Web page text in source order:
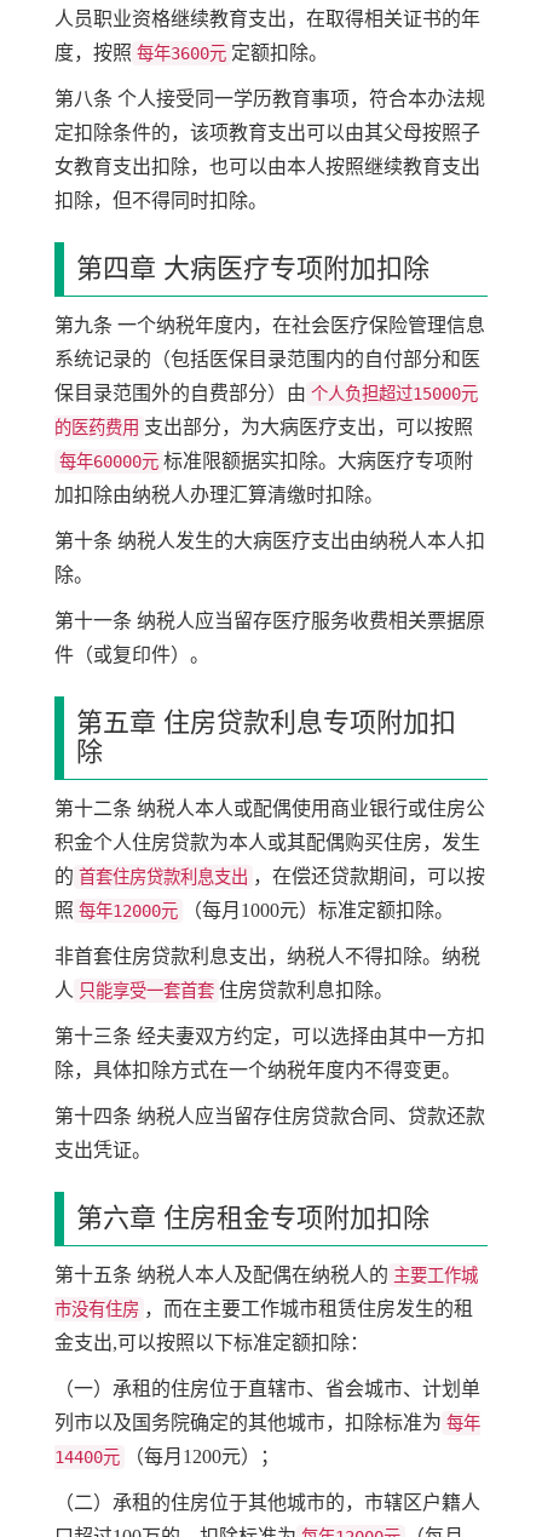
人员职业资格继续教育支出，在取得相关证书的年
度，按照 每年3600元 定额扣除。
第八条 个人接受同一学历教育事项，符合本办法规
定扣除条件的，该项教育支出可以由其父母按照子
女教育支出扣除，也可以由本人按照继续教育支出
扣除，但不得同时扣除。
第四章 大病医疗专项附加扣除
第九条 一个纳税年度内，在社会医疗保险管理信息
系统记录的（包括医保目录范围内的自付部分和医
保目录范围外的自费部分）由 个人负担超过15000元
的医药费用 支出部分，为大病医疗支出，可以按照
每年60000元 标准限额据实扣除。大病医疗专项附
加扣除由纳税人办理汇算清缴时扣除。
第十条 纳税人发生的大病医疗支出由纳税人本人扣
除。
第十一条 纳税人应当留存医疗服务收费相关票据原
件（或复印件）。
第五章 住房贷款利息专项附加扣
除
第十二条 纳税人本人或配偶使用商业银行或住房公
积金个人住房贷款为本人或其配偶购买住房，发生
的 首套住房贷款利息支出 ，在偿还贷款期间，可以按
照 每年12000元 （每月1000元）标准定额扣除。
非首套住房贷款利息支出，纳税人不得扣除。纳税
人 只能享受一套首套 住房贷款利息扣除。
第十三条 经夫妻双方约定，可以选择由其中一方扣
除，具体扣除方式在一个纳税年度内不得变更。
第十四条 纳税人应当留存住房贷款合同、贷款还款
支出凭证。
第六章 住房租金专项附加扣除
第十五条 纳税人本人及配偶在纳税人的 主要工作城
市没有住房 ，而在主要工作城市租赁住房发生的租
金支出,可以按照以下标准定额扣除：
（一）承租的住房位于直辖市、省会城市、计划单
列市以及国务院确定的其他城市，扣除标准为 每年
14400元
（每月1200元）；
（二）承租的住房位于其他城市的，市辖区户籍人